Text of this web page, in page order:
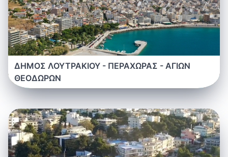
ΔΗΜΟΣ ΛΟΥΤΡΑΚΙΟΥ - ΠΕΡΑΧΩΡΑΣ - ΑΓΙΩΝ
ΘΕΟΔΩΡΩΝ